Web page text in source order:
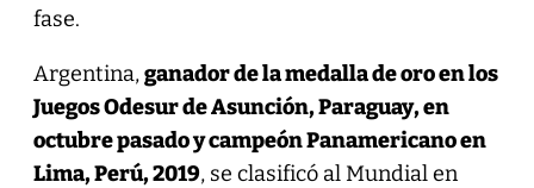
fase.
Argentina,ganador de la medalla de oro en los
Juegos Odesur de Asunción, Paraguay, en
octubre pasado y campeón Panamericano en
Lima, Perú, 2019, se clasificó al Mundial en